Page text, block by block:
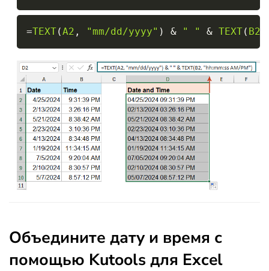
=TEXT(A2 , "mm/dd/yyyy" ) & " " & TEXT( B2
Copy
Объедините дату и время с
помощью Kutools для Excel